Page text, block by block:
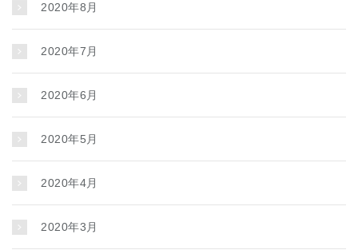
2020年8月
2020年7月
2020年6月
2020年5月
2020年4月
2020年3月